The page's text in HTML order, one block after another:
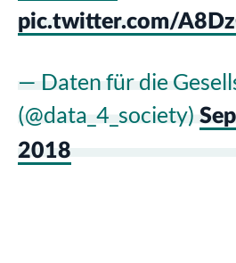
pic.twitter.com/
— Daten für die
(@data_4_society)
2018